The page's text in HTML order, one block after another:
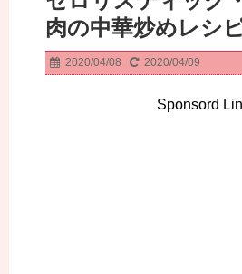
肉の中華炒めレシ
2020/04/08 2020/04/09
Sponsord